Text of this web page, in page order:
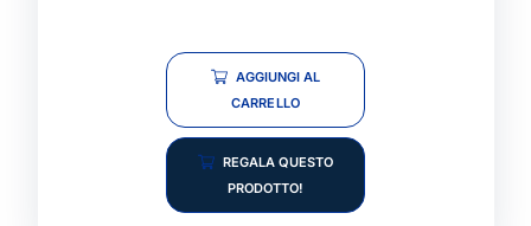
AGGIUNGI AL
CARRELLO
REGALA QUESTO
PRODOTTO!